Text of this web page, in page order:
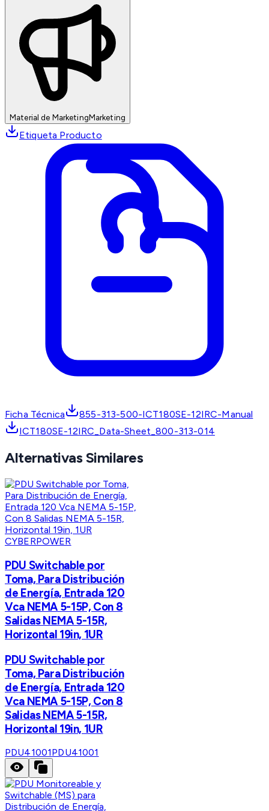
Material de MarketingMarketing
Etiqueta Producto
Ficha Técnica
855-313-500-ICT180SE-12IRC-Manual
ICT180SE-12IRC_Data-Sheet_800-313-014
Alternativas Similares
CYBERPOWER
PDU Switchable por
Toma, Para Distribución
de Energía, Entrada 120
Vca NEMA 5-15P, Con 8
Salidas NEMA 5-15R,
Horizontal 19in, 1UR
PDU Switchable por
Toma, Para Distribución
de Energía, Entrada 120
Vca NEMA 5-15P, Con 8
Salidas NEMA 5-15R,
Horizontal 19in, 1UR
PDU41001PDU41001